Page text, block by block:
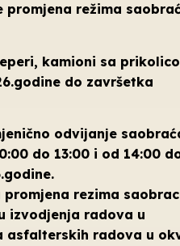
režima
kamioni sa
do završetka
odvijanje
do 13:00 i od 14:00
rezima
izvodjenja radova u
asfalterskih radova u